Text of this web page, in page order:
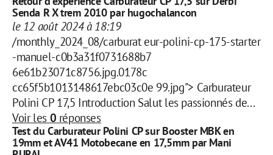
Senda R X trem 2010 par hugochalancon
le 12 août 2024 à 18:19
/monthly_2024_08/carburat eur-polini-cp-175-starter
-manuel-c0b3a31f0731688b7
6e61b23071c8756.jpg.0178c
cc65f5b1013148617ebc03c0e 99.jpg"> Carburateur
Polini CP 17,5 Introduction Salut les passionnés de...
Voir les 0 réponses
Test du Carburateur Polini CP sur Booster MBK en
19mm et AV41 Motobecane en 17,5mm par Mani